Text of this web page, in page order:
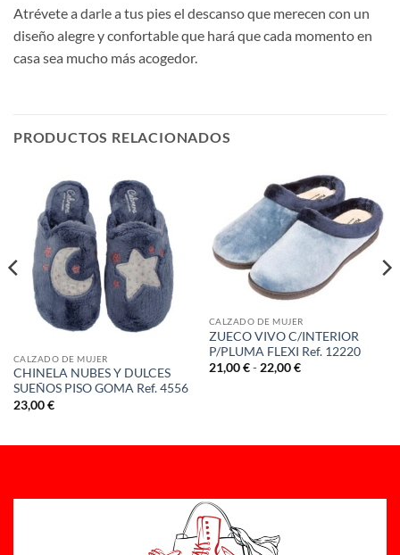
Atrévete a darle a tus pies el descanso que merecen con un
diseño alegre y confortable que hará que cada momento en
casa sea mucho más acogedor.
PRODUCTOS RELACIONADOS
CALZADO DE MUJER
CHINELA NUBES Y DULCES
SUEÑOS PISO GOMA Ref. 4556
23,00€
CALZADO DE MUJER
ZUECO VIVO C/INTERIOR
P/PLUMA FLEXI Ref. 12220
21,00€ - 22,00€Rango